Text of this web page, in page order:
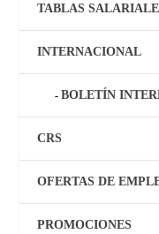
TABLAS
INTERNACIONAL
BOLETÍN
CRS
OFERTAS DE
PROMOCIONES